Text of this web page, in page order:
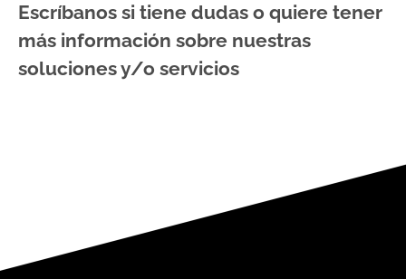
Escríbanos si tiene dudas o quiere tener
más información sobre nuestras
soluciones y/o servicios